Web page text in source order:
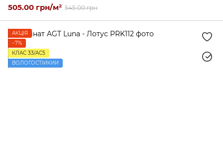
505.00 грн/м² 545.00 грн
АКЦІЯ
−7%
КЛАС 33/AC5
ВОЛОГОСТІЙКИЙ